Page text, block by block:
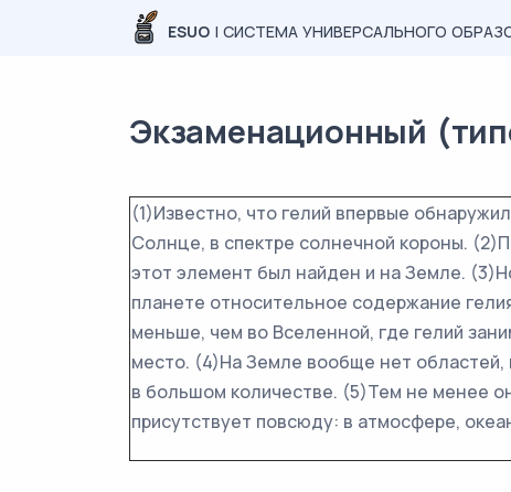
ESUO | СИСТЕМА УНИВЕРСАЛЬНОГО
Экзаменационный
(1)Известно, что гелий впервые
Солнце, в спектре солнечной короны.
этот элемент был найден и на Земле.
планете относительное содержание
меньше, чем во Вселенной, где гелий
место. (4)На Земле вообще нет областей,
в большом количестве. (5)Тем не менее
присутствует повсюду: в атмосфере,